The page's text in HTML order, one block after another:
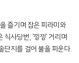
즐기며 잡은 피라미와
식사당번, '낑낑' 거리며
단지를 걸어 불을 피운다.